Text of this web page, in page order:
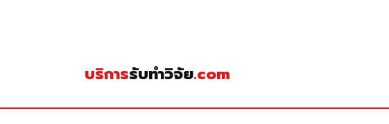
บริการรับทำวิจัย.com